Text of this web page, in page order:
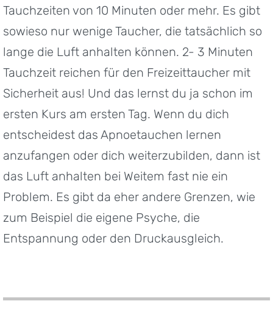
Tauchzeiten von 10 Minuten oder mehr. Es gibt
sowieso nur wenige Taucher, die tatsächlich so
lange die Luft anhalten können. 2- 3 Minuten
Tauchzeit reichen für den Freizeittaucher mit
Sicherheit aus! Und das lernst du ja schon im
ersten Kurs am ersten Tag. Wenn du dich
entscheidest das Apnoetauchen lernen
anzufangen oder dich weiterzubilden, dann ist
das Luft anhalten bei Weitem fast nie ein
Problem. Es gibt da eher andere Grenzen, wie
zum Beispiel die eigene Psyche, die
Entspannung oder den Druckausgleich.